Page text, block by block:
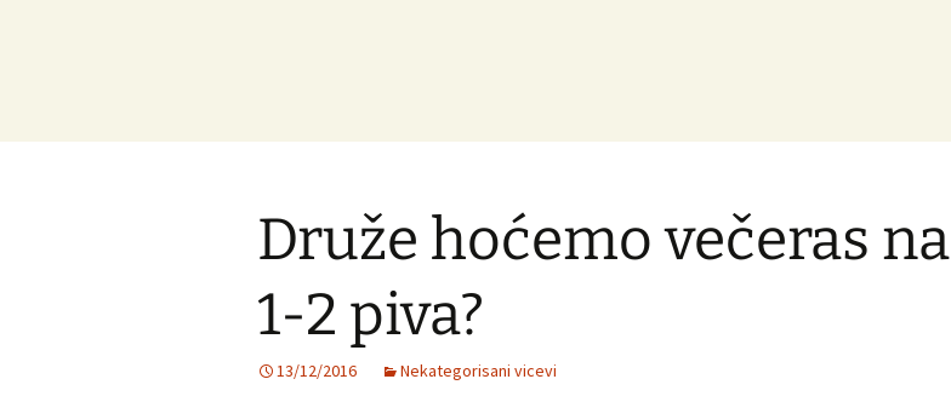
Druže hoćemo večeras na
1-2 piva?
13/12/2016 Nekategorisani vicevi